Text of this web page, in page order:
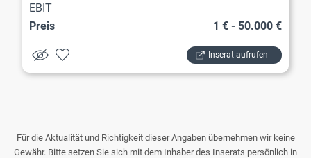
EBIT
Preis
1 € - 50.000 €
Inserat aufrufen
Für die Aktualität und Richtigkeit dieser Angaben übernehmen wir keine
Gewähr. Bitte setzen Sie sich mit dem Inhaber des Inserats persönlich in